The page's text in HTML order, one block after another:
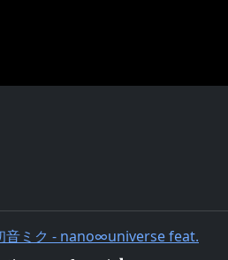
ミク - nano∞universe feat.